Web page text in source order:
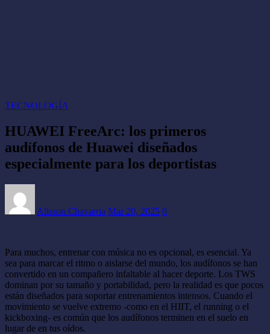
TECNOLOGÍA
HUAWEI FreeArc: los primeros
audífonos de Huawei diseñados
especialmente para los deportistas
Alisson Chavarria Mar 20, 2025 0
Para muchos, entrenar con música no es opcional, es esencial. Ya
sea para marcar el ritmo o aislarse del mundo, los audífonos se han
convertido en un compañero infaltable al hacer deporte. Los TWS
dominan por su tamaño y portabilidad, pero la realidad es que pocos
están diseñados para soportar entrenamientos intensos. Cuando el
movimiento se vuelve extremo -como en el HIIT, el running o el
kickboxing- es común que los audífonos terminen en el suelo en
lugar de en tus oídos.